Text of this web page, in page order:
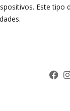
Este tipo